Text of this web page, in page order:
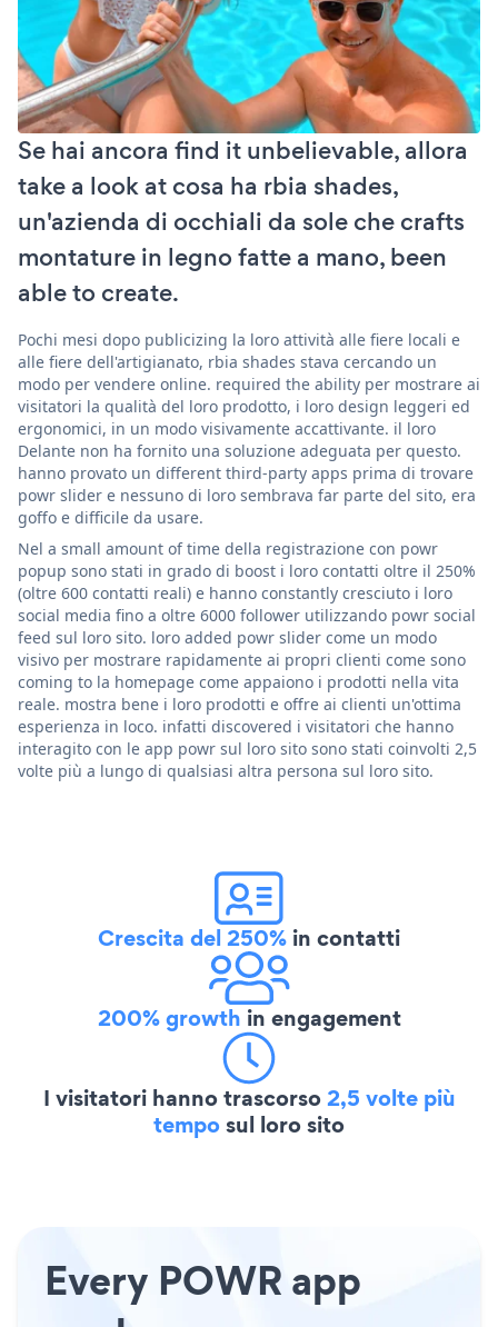
Se hai ancora find it unbelievable, allora
take a look at cosa ha rbia shades,
un'azienda di occhiali da sole che crafts
montature in legno fatte a mano, been
able to create.
Pochi mesi dopo publicizing la loro attività alle fiere locali e
alle fiere dell'artigianato, rbia shades stava cercando un
modo per vendere online. required the ability per mostrare ai
visitatori la qualità del loro prodotto, i loro design leggeri ed
ergonomici, in un modo visivamente accattivante. il loro
Delante non ha fornito una soluzione adeguata per questo.
hanno provato un different third-party apps prima di trovare
powr slider e nessuno di loro sembrava far parte del sito, era
goffo e difficile da usare.
Nel a small amount of time della registrazione con powr
popup sono stati in grado di boost i loro contatti oltre il 250%
(oltre 600 contatti reali) e hanno constantly cresciuto i loro
social media fino a oltre 6000 follower utilizzando powr social
feed sul loro sito. loro added powr slider come un modo
visivo per mostrare rapidamente ai propri clienti come sono
coming to la homepage come appaiono i prodotti nella vita
reale. mostra bene i loro prodotti e offre ai clienti un'ottima
esperienza in loco. infatti discovered i visitatori che hanno
interagito con le app powr sul loro sito sono stati coinvolti 2,5
volte più a lungo di qualsiasi altra persona sul loro sito.
Crescita del 250% in contatti
200% growth in engagement
I visitatori hanno trascorso2,5 volte più
temposul loro sito
Every POWR app